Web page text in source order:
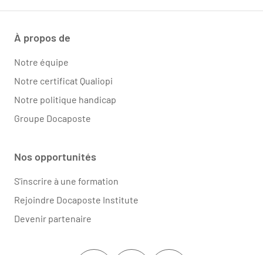
À propos de
Notre équipe
Notre certificat Qualiopi
Notre politique handicap
Groupe Docaposte
Nos opportunités
S'inscrire à une formation
Rejoindre Docaposte Institute
Devenir partenaire